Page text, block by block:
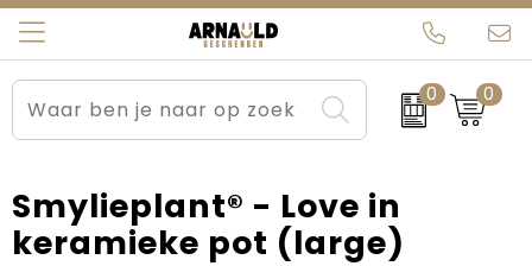
0 0
Relatiegeschenken
Sportkleding
Werkkleding
Beurs en Evenementen
Brievenbuspakketten
Carnaval
Arnauld Kerstpakketten
MijnEigenKadootje
Ons team
Contact
Blogs
Smylieplant® - Love in
keramieke pot (large)